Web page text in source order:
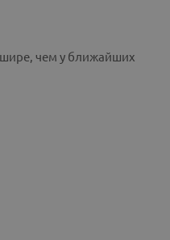
шире, чем у ближайших